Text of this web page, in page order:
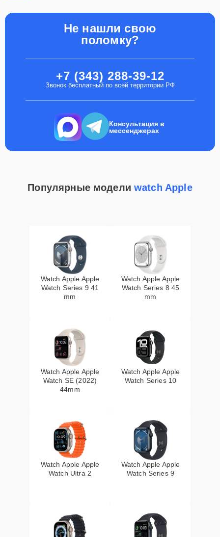
Не нашли свою
поломку?
+7 (343) 288-39-12
Звонок бесплатный по всей территории РФ
Консультация в
мессенджерах
Популярные моделиwatch Apple
Watch Apple Apple
Watch Series 9 41
mm
Watch Apple Apple
Watch Series 8 45
mm
Watch Apple Apple
Watch SE (2022)
44mm
Watch Apple Apple
Watch Series 10
Watch Apple Apple
Watch Ultra 2
Watch Apple Apple
Watch Series 9